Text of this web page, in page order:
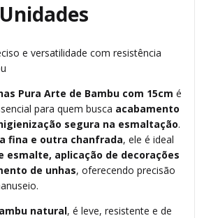
e versatilidade com resistência
Pura Arte de Bambu com 15cm é
para quem busca acabamento
segura na esmaltação.
fina e outra chanfrada, ele é ideal
esmalte, aplicação de decorações
de unhas, oferecendo precisão
natural, é leve, resistente e de